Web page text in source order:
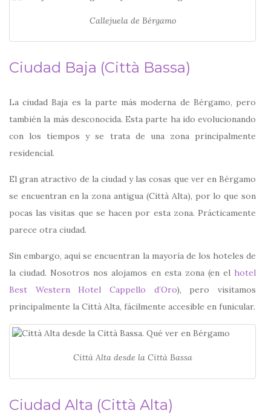
Callejuela de Bérgamo
Ciudad Baja (Città Bassa)
La ciudad Baja es la parte más moderna de Bérgamo, pero
también la más desconocida. Esta parte ha ido evolucionando
con los tiempos y se trata de una zona principalmente
residencial.
El gran atractivo de la ciudad y las cosas que ver en Bérgamo
se encuentran en la zona antigua (Città Alta), por lo que son
pocas las visitas que se hacen por esta zona. Prácticamente
parece otra ciudad.
Sin embargo, aquí se encuentran la mayoría de los hoteles de
la ciudad. Nosotros nos alojamos en esta zona (en el hotel
Best Western Hotel Cappello d’Oro), pero visitamos
principalmente la Città Alta, fácilmente accesible en funicular.
Città Alta desde la Città Bassa
Ciudad Alta (Città Alta)